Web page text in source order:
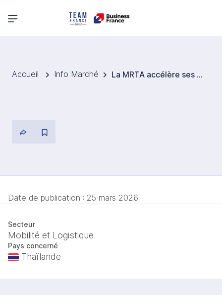
Menu principal
Accueil Info Marché La MRTA accélère ses grands projets de métro pour transformer la mobilité urbaine de Bangkok
Date de publication : 25 mars 2026
Secteur
Mobilité et Logistique
Pays concerné
Thaïlande